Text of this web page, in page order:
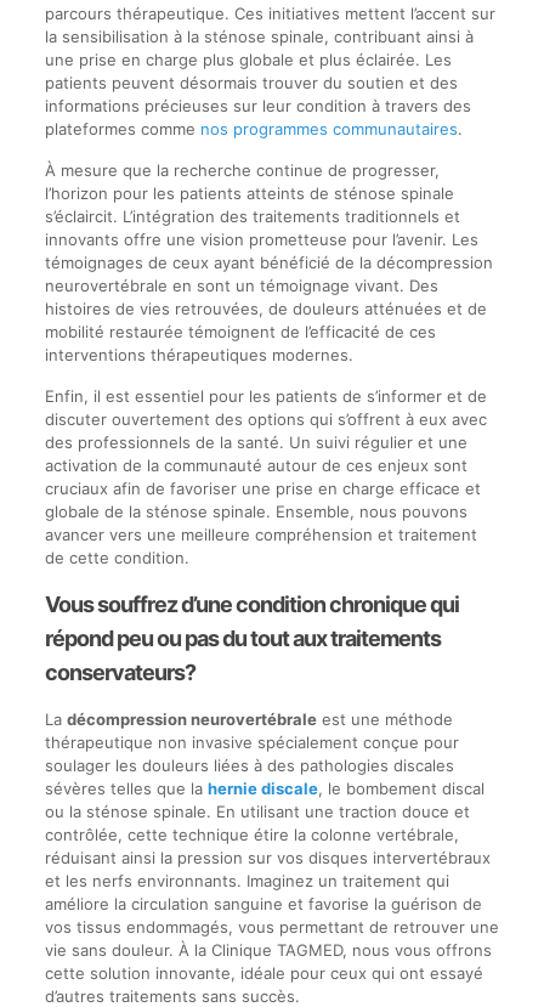
parcours thérapeutique. Ces initiatives mettent l’accent sur
la sensibilisation à la sténose spinale, contribuant ainsi à
une prise en charge plus globale et plus éclairée. Les
patients peuvent désormais trouver du soutien et des
informations précieuses sur leur condition à travers des
plateformes comme nos programmes communautaires.
À mesure que la recherche continue de progresser,
l’horizon pour les patients atteints de sténose spinale
s’éclaircit. L’intégration des traitements traditionnels et
innovants offre une vision prometteuse pour l’avenir. Les
témoignages de ceux ayant bénéficié de la décompression
neurovertébrale en sont un témoignage vivant. Des
histoires de vies retrouvées, de douleurs atténuées et de
mobilité restaurée témoignent de l’efficacité de ces
interventions thérapeutiques modernes.
Enfin, il est essentiel pour les patients de s’informer et de
discuter ouvertement des options qui s’offrent à eux avec
des professionnels de la santé. Un suivi régulier et une
activation de la communauté autour de ces enjeux sont
cruciaux afin de favoriser une prise en charge efficace et
globale de la sténose spinale. Ensemble, nous pouvons
avancer vers une meilleure compréhension et traitement
de cette condition.
Vous souffrez d’une condition chronique qui
répond peu ou pas du tout aux traitements
conservateurs?
La décompression neurovertébraleest une méthode
thérapeutique non invasive spécialement conçue pour
soulager les douleurs liées à des pathologies discales
sévères telles que la hernie discale, le bombement discal
ou la sténose spinale. En utilisant une traction douce et
contrôlée, cette technique étire la colonne vertébrale,
réduisant ainsi la pression sur vos disques intervertébraux
et les nerfs environnants. Imaginez un traitement qui
améliore la circulation sanguine et favorise la guérison de
vos tissus endommagés, vous permettant de retrouver une
vie sans douleur. À la Clinique TAGMED, nous vous offrons
cette solution innovante, idéale pour ceux qui ont essayé
d’autres traitements sans succès.